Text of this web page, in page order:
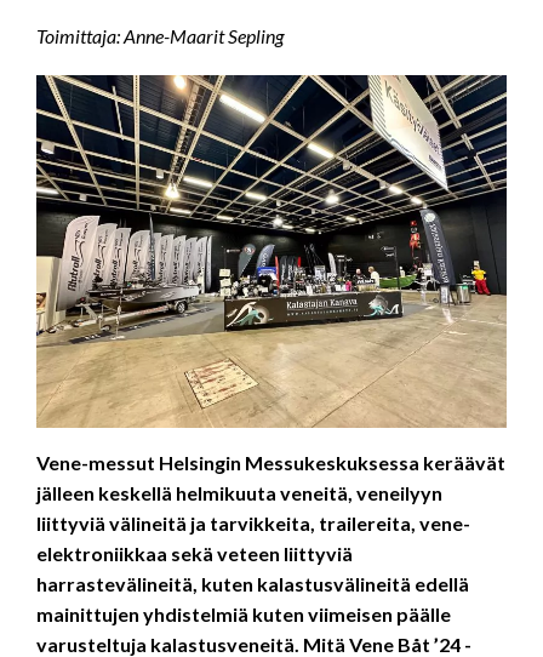
Toimittaja: Anne-Maarit Sepling
Vene-messut Helsingin Messukeskuksessa keräävät
jälleen keskellä helmikuuta veneitä, veneilyyn
liittyviä välineitä ja tarvikkeita, trailereita, vene-
elektroniikkaa sekä veteen liittyviä
harrastevälineitä, kuten kalastusvälineitä edellä
mainittujen yhdistelmiä kuten viimeisen päälle
varusteltuja kalastusveneitä. Mitä Vene Båt ’24 -